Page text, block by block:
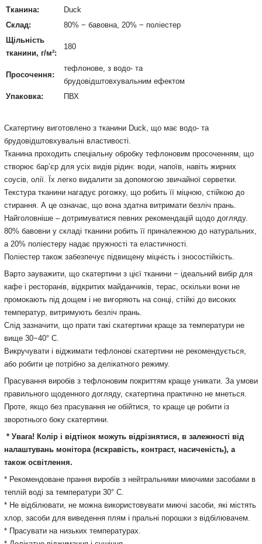
Тканина:
Duck
Склад:
80% − бавовна, 20% − поліестер
Щільність
тканини, г/м²:
180
Просочення:
тефлонове, з водо- та
брудовідштовхувальним ефектом
Упаковка:
ПВХ
Cкатертину виготовлено з тканини Duck, що має водо- та
брудовідштовхувальні властивості.
Тканина проходить спеціальну обробку тефлоновим просоченням, що
створює бар’єр для усіх видів рідин: води, напоїв, навіть жирних
соусів, олії. Їх легко видалити за допомогою звичайної серветки.
Текстура тканини нагадує рогожку, що робить її міцною, стійкою до
стирання. А це означає, що вона здатна витримати безліч прань.
Найголовніше – дотримуватися певних рекомендацій щодо догляду.
80% бавовни у складі тканини робить її приналежною до натуральних,
а 20% поліестеру надає пружності та еластичності.
Поліестер також забезпечує підвищену міцність і зносостійкість.
Варто зауважити, що скатертини з цієї тканини − ідеальний вибір для
кафе і ресторанів, відкритих майданчиків, терас, оскільки вони не
промокають під дощем і не вигоряють на сонці, стійкі до високих
температур, витримують безліч прань.
Слід зазначити, що прати такі скатертини краще за температури не
вище 30−40° С.
Викручувати і віджимати тефлонові скатертини не рекомендується,
або робити це потрібно за делікатного режиму.
Прасування виробів з тефлоновим покриттям краще уникати. За умови
правильного щоденного догляду, скатертина практично не мнеться.
Проте, якщо без прасування не обійтися, то краще це робити із
зворотнього боку скатертини.
* Увага! Колір і відтінок можуть відрізнятися, в залежності від
налаштувань монітора (яскравість, контраст, насиченість), а
також освітлення.
* Рекомендоване прання виробів з нейтральними миючими засобами в
теплій воді за температури 30° С.
* Не відбілювати, не можна використовувати миючі засоби, які містять
хлор, засоби для виведення плям і пральні порошки з відбілювачем.
* Прасувати на низьких температурах.